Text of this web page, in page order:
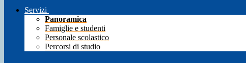
Servizi
Panoramica
Famiglie e studenti
Personale scolastico
Percorsi di studio